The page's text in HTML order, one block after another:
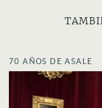
70 AÑOS DE ASALE